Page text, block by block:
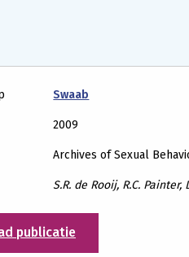
Swaab
2009
Archives of Sexual
S.R. de Rooij, R.C. Painter,
publicatie